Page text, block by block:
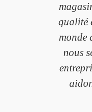
qualité
monde
nous